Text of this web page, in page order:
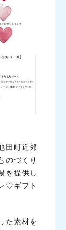
田町近郊
のづくり
を提供し
♡ギフト
た素材を